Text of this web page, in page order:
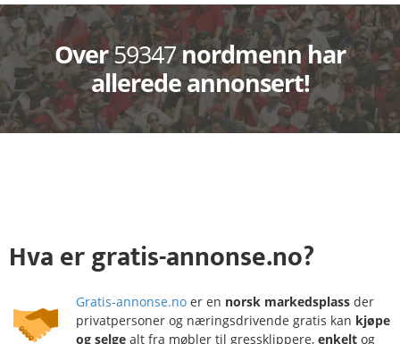
Over59347nordmenn har
allerede annonsert!
Hvaergratis-annonse.no?
Gratis-annonse.no er en norsk markedsplass der
privatpersoner og næringsdrivende gratis kan kjøpe
og selge alt fra møbler til gressklippere, enkelt og